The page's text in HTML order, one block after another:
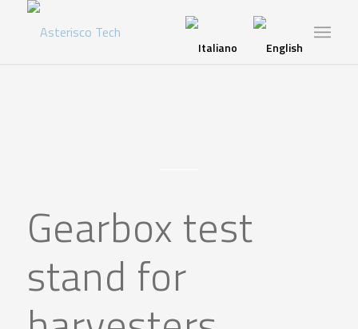
Gearbox test
stand for